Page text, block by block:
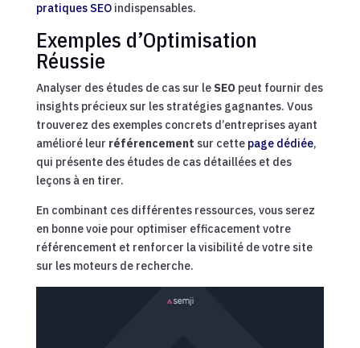
pratiques SEOindispensables.
Exemples d’Optimisation
Réussie
Analyser des études de cas sur le SEO peut fournir des
insights précieux sur les stratégies gagnantes. Vous
trouverez des exemples concrets d’entreprises ayant
amélioré leur référencement sur cette page dédiée,
qui présente des études de cas détaillées et des
leçons à en tirer.
En combinant ces différentes ressources, vous serez
en bonne voie pour optimiser efficacement votre
référencement et renforcer la visibilité de votre site
sur les moteurs de recherche.